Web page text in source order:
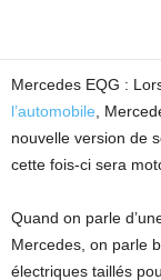
Mercedes EQG :
l’automobile ,
nouvelle version de
cette fois-ci sera
Quand on parle
Mercedes, on parle
électriques taillés